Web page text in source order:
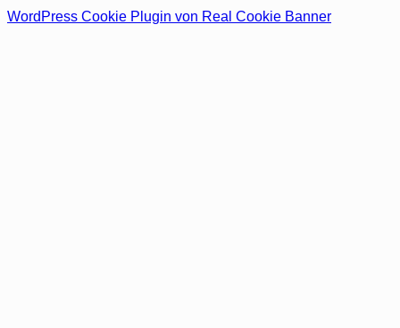
WordPress Cookie Plugin von Real Cookie Banner